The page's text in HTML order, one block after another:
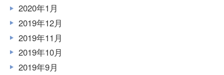
2020年1月
2019年12月
2019年11月
2019年10月
2019年9月